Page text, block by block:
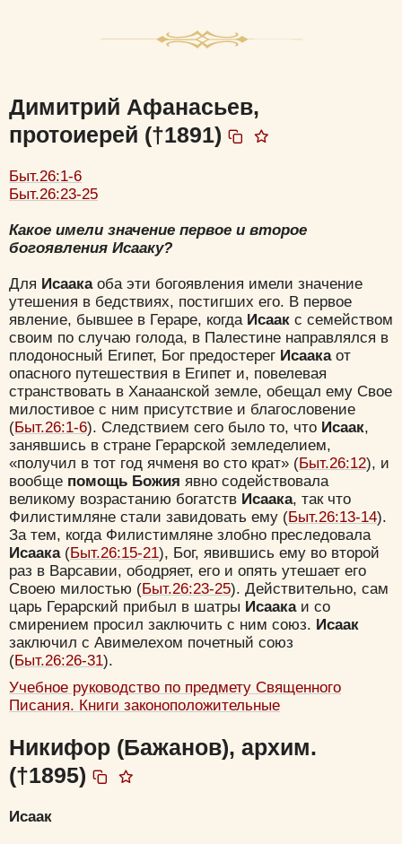
Димитрий Афанасьев,
протоиерей (†1891)
Быт.26:1-6
Быт.26:23-25
Какое имели значение первое и второе
богоявления Исааку?
Для Исаакаоба эти богоявления имели значение
утешения в бедствиях, постигших его. В первое
явление, бывшее в Гераре, когда Исаак с семейством
своим по случаю голода, в Палестине направлялся в
плодоносный Египет, Бог предостерег Исаакаот
опасного путешествия в Египет и, повелевая
странствовать в Ханаанской земле, обещал ему Свое
милостивое с ним присутствие и благословение
(Быт.26:1-6). Следствием сего было то, что Исаак,
занявшись в стране Герарской земледелием,
«получил в тот год ячменя во сто крат» (Быт.26:12), и
вообще помощь Божия явно содействовала
великому возрастанию богатств Исаака, так что
Филистимляне стали завидовать ему (Быт.26:13-14).
За тем, когда Филистимляне злобно преследовала
Исаака(Быт.26:15-21), Бог, явившись ему во второй
раз в Варсавии, ободряет, его и опять утешает его
Своею милостью (Быт.26:23-25). Действительно, сам
царь Герарский прибыл в шатры Исаакаи со
смирением просил заключить с ним союз. Исаак
заключил с Авимелехом почетный союз
(Быт.26:26-31).
Учебное руководство по предмету Священного
Писания. Книги законоположительные
Никифор (Бажанов), архим.
(†1895)
Исаак